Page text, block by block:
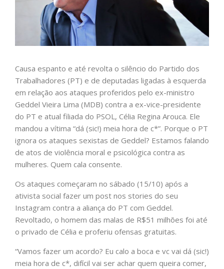
Causa espanto e até revolta o silêncio do Partido dos
Trabalhadores (PT) e de deputadas ligadas à esquerda
em relação aos ataques proferidos pelo ex-ministro
Geddel Vieira Lima (MDB) contra a ex-vice-presidente
do PT e atual filiada do PSOL, Célia Regina Arouca. Ele
mandou a vítima “dá (sic!) meia hora de c*”. Porque o PT
ignora os ataques sexistas de Geddel? Estamos falando
de atos de violência moral e psicológica contra as
mulheres. Quem cala consente.
Os ataques começaram no sábado (15/10) após a
ativista social fazer um post nos stories do seu
Instagram contra a aliança do PT com Geddel.
Revoltado, o homem das malas de R$51 milhões foi até
o privado de Célia e proferiu ofensas gratuitas.
“Vamos fazer um acordo? Eu calo a boca e vc vai dá (sic!)
meia hora de c*, difícil vai ser achar quem queira comer,